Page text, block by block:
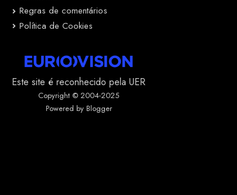
Regras de comentários
Política de Cookies
Este site é reconhecido pela UER
Copyright © 2004-2025
Powered by Blogger